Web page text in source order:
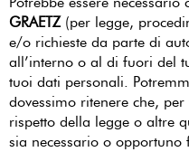
Potrebbe essere necessario
GRAETZ (per legge,
e/o richieste da parte di
all’interno o al di fuori del
tuoi dati personali.
dovessimo ritenere che,
rispetto della legge o altre
sia necessario o opportuno